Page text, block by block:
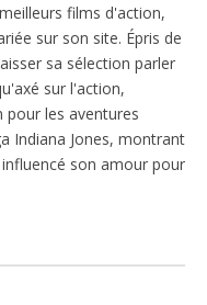
films d'action,
sur son site. Épris de
sa sélection parler
sur l'action,
pour les aventures
Indiana Jones, montrant
son amour pour